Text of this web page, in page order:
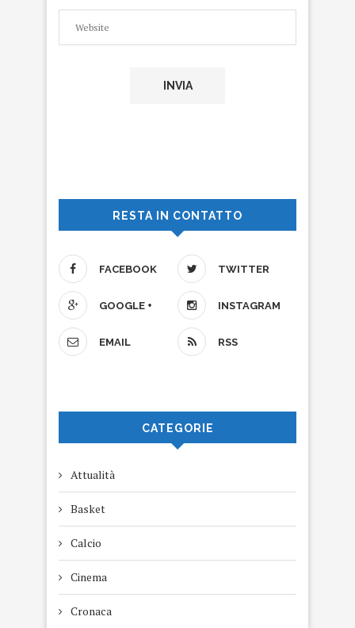
RESTA IN CONTATTO
FACEBOOK TWITTER
GOOGLE + INSTAGRAM
EMAIL RSS
CATEGORIE
Attualità
Basket
Calcio
Cinema
Cronaca